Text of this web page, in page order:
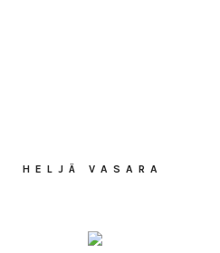
HELJÄ VASARA